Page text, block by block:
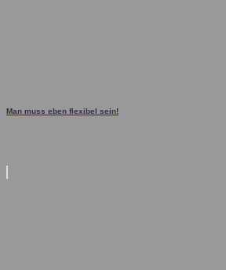
Man muss eben flexibel sein!